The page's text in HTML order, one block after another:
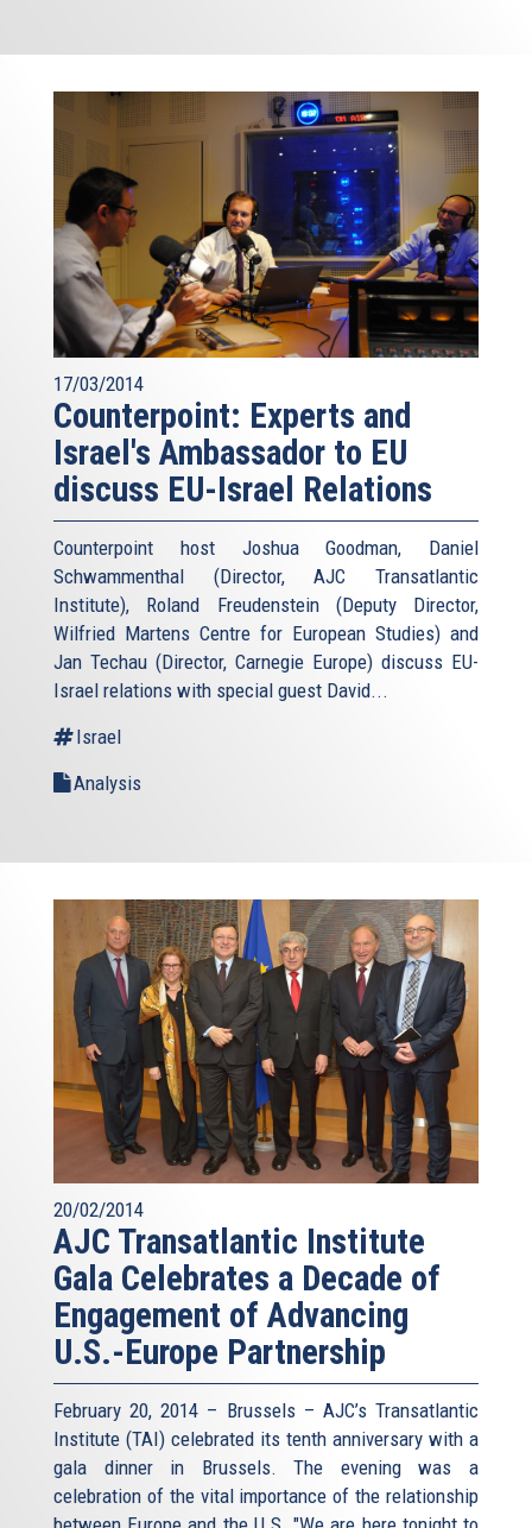
17/03/2014
Counterpoint: Experts and
Israel's Ambassador to EU
discuss EU-Israel Relations
Counterpoint host Joshua Goodman, Daniel
Schwammenthal (Director, AJC Transatlantic
Institute), Roland Freudenstein (Deputy Director,
Wilfried Martens Centre for European Studies) and
Jan Techau (Director, Carnegie Europe) discuss EU-
Israel relations with special guest David...
Israel
Analysis
20/02/2014
AJC Transatlantic Institute
Gala Celebrates a Decade of
Engagement of Advancing
U.S.-Europe Partnership
February 20, 2014 – Brussels – AJC’s Transatlantic
Institute (TAI) celebrated its tenth anniversary with a
gala dinner in Brussels. The evening was a
celebration of the vital importance of the relationship